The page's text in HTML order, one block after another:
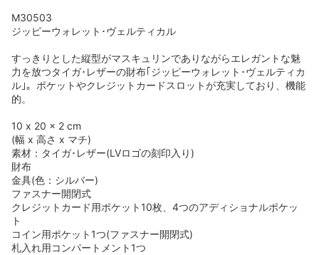
M30503
ジッピーウォレット･ヴェルティカル
すっきりとした縦型がマスキュリンでありながらエレガントな魅
力を放つタイガ･レザーの財布｢ジッピーウォレット･ヴェルティカ
ル｣。ポケットやクレジットカードスロットが充実しており、機能
的。
10 x 20 x 2 cm
(幅 x 高さ x マチ)
素材：タイガ･レザー(LVロゴの刻印入り)
財布
金具(色：シルバー)
ファスナー開閉式
クレジットカード用ポケット10枚、4つのアディショナルポケッ
ト
コイン用ポケット1つ(ファスナー開閉式)
札入れ用コンパートメント1つ